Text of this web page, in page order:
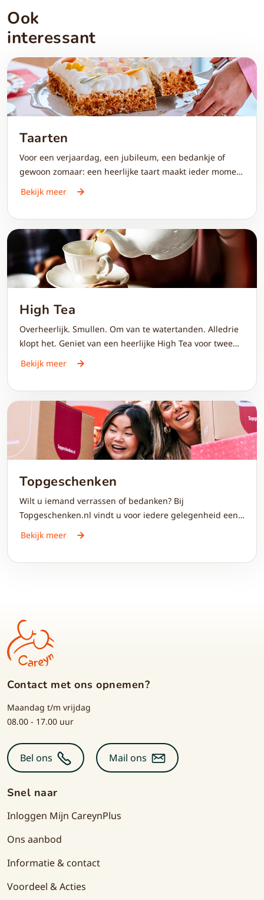
Ook
interessant
Taarten
Voor een verjaardag, een jubileum, een bedankje of
gewoon zomaar: een heerlijke taart maakt ieder moment
extra bijzonder. Bestel via Toptaarten.nl een verse,
ambachtelijke taart en laat deze rechtstreeks bij de
Bekijk meer
High Tea
Overheerlijk. Smullen. Om van te watertanden. Alledrie
klopt het. Geniet van een heerlijke High Tea voor twee
en klets bij onder het genot van een goede kop thee met
zoete en hartige lekkernijen.
Bekijk meer
Topgeschenken
Wilt u iemand verrassen of bedanken? Bij
Topgeschenken.nl vindt u voor iedere gelegenheid een
passend cadeau. Van bloemen en chocolade tot
feestelijke cadeaupakketten: er is altijd een geschenk
Bekijk meer
Contact met ons opnemen?
Maandag t/m vrijdag
08.00 - 17.00 uur
Bel ons Mail ons
Snel naar
Inloggen Mijn CareynPlus
Ons aanbod
Informatie & contact
Voordeel & Acties